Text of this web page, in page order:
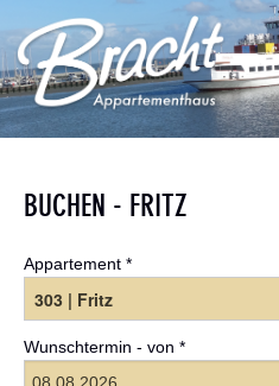
BUCHEN - FRITZ
Appartement *
Wunschtermin - von *